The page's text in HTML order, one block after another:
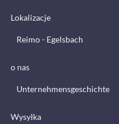
Lokalizacje
Reimo - Egelsbach
o nas
Unternehmensgeschichte
Wysyłka